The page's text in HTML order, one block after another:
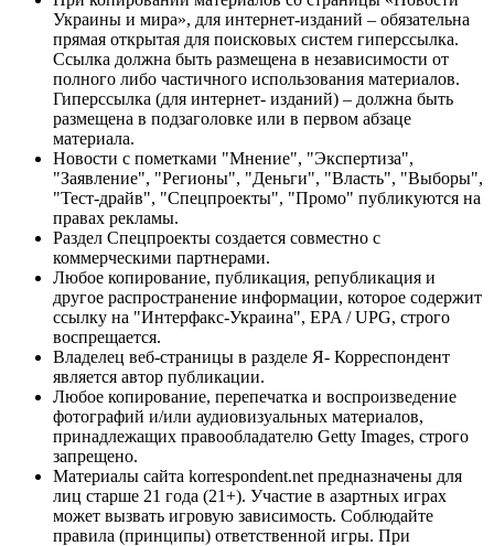
Украины и мира», для интернет-изданий – обязательна
прямая открытая для поисковых систем гиперссылка.
Ссылка должна быть размещена в независимости от
полного либо частичного использования материалов.
Гиперссылка (для интернет- изданий) – должна быть
размещена в подзаголовке или в первом абзаце
материала.
Новости с пометками "Мнение", "Экспертиза",
"Заявление", "Регионы", "Деньги", "Власть", "Выборы",
"Тест-драйв", "Спецпроекты", "Промо" публикуются на
правах рекламы.
Раздел Спецпроекты создается совместно с
коммерческими партнерами.
Любое копирование, публикация, републикация и
другое распространение информации, которое содержит
ссылку на "Интерфакс-Украина", EPA / UPG, строго
воспрещается.
Владелец веб-страницы в разделе Я- Корреспондент
является автор публикации.
Любое копирование, перепечатка и воспроизведение
фотографий и/или аудиовизуальных материалов,
принадлежащих правообладателю Getty Images, строго
запрещено.
Материалы сайта korrespondent.net предназначены для
лиц старше 21 года (21+). Участие в азартных играх
может вызвать игровую зависимость. Соблюдайте
правила (принципы) ответственной игры. При